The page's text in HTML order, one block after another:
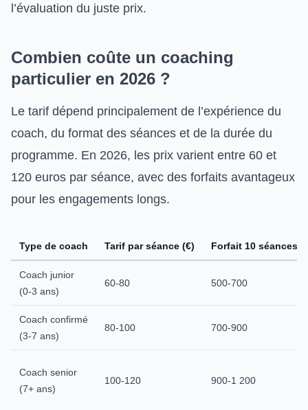
l’évaluation du juste prix.
Combien coûte un coaching
particulier en 2026 ?
Le tarif dépend principalement de l’expérience du
coach, du format des séances et de la durée du
programme. En 2026, les prix varient entre 60 et
120 euros par séance, avec des forfaits avantageux
pour les engagements longs.
Type de coach Tarif par séance (€) Forfait 10 séances
Coach junior
(0-3 ans)
60-80 500-700
Coach confirmé
(3-7 ans)
80-100 700-900
Coach senior
(7+ ans)
100-120 900-1 200